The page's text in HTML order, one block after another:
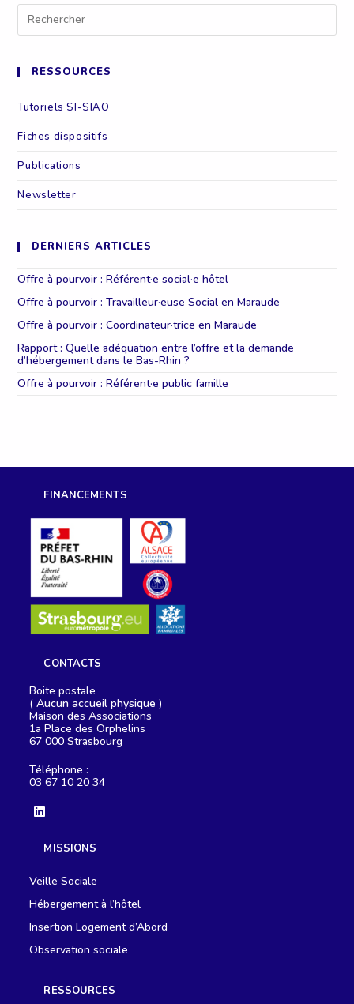
Rechercher
sur
ce
RESSOURCES
Tutoriels SI-SIAO
Fiches dispositifs
Publications
Newsletter
DERNIERS ARTICLES
Offre à pourvoir : Référent·e social·e hôtel
Offre à pourvoir : Travailleur·euse Social en Maraude
Offre à pourvoir : Coordinateur·trice en Maraude
Rapport : Quelle adéquation entre l’offre et la demande
d’hébergement dans le Bas-Rhin ?
Offre à pourvoir : Référent·e public famille
FINANCEMENTS
CONTACTS
Boite postale
( Aucun accueil physique)
Maison des Associations
1a Place des Orphelins
67 000 Strasbourg
Téléphone :
03 67 10 20 34
un
onglet
MISSIONS
Veille Sociale
Hébergement à l’hôtel
Insertion Logement d’Abord
Observation sociale
RESSOURCES